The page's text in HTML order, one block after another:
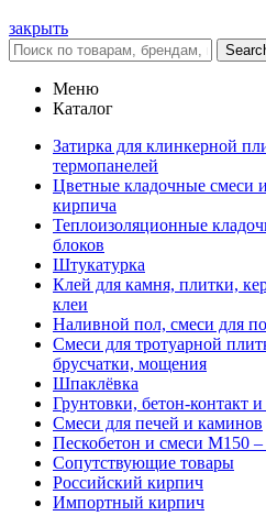
закрыть
Меню
Каталог
Затирка для клинкерной
термопанелей
Цветные кладочные смеси
кирпича
Теплоизоляционные
блоков
Штукатурка
Клей для камня, плитки,
клеи
Наливной пол, смеси для
Смеси для тротуарной
брусчатки, мощения
Шпаклёвка
Грунтовки, бетон-контакт
Смеси для печей и каминов
Пескобетон и смеси М150
Сопутствующие товары
Российский кирпич
Импортный кирпич